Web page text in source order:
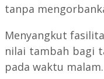
tanpa
Menyangkut
nilai tambah bagi
pada waktu malam.